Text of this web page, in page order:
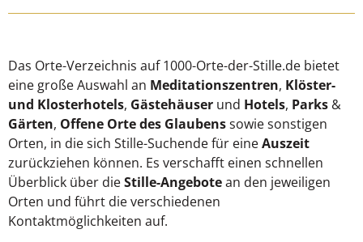
Das Orte-Verzeichnis auf 1000-Orte-der-Stille.de bietet
eine große Auswahl an Meditationszentren, Klöster-
und Klosterhotels, Gästehäuser und Hotels, Parks &
Gärten, Offene Orte des Glaubenssowie sonstigen
Orten, in die sich Stille-Suchende für eineAuszeit
zurückziehen können. Es verschafft einen schnellen
Überblick über dieStille-Angebotean den jeweiligen
Orten und führt die verschiedenen
Kontaktmöglichkeiten auf.